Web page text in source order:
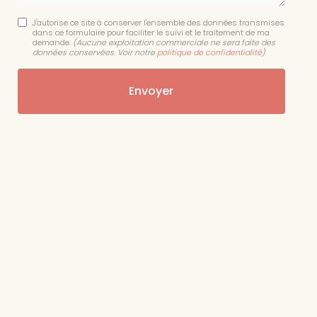
J'autorise ce site à conserver l'ensemble des données transmises
dans ce formulaire pour faciliter le suivi et le traitement de ma
demande. (Aucune exploitation commerciale ne sera faite des
données conservées. Voir notre politique de confidentialité)